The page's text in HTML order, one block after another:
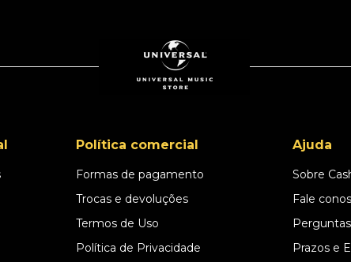
Política comercial
Formas de pagamento
Trocas e devoluções
Termos de Uso
Política de Privacidade
Ajuda
Sobre
Fale
Prazos e